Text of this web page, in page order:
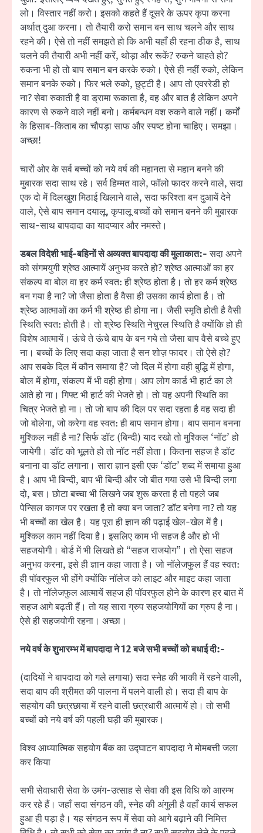
लो। विस्तार नहीं करो। इसको कहते हैं दूसरे के ऊपर कृपा करना
अर्थात् दुआ करना। तो तैयारी करो समान बन साथ चलने और साथ
रहने की। ऐसे तो नहीं समझते हो कि अभी यहाँ ही रहना ठीक है, साथ
चलने की तैयारी अभी नहीं करें, थोड़ा और रूकें? रुकने चाहते हो?
रुकना भी हो तो बाप समान बन करके रुको। ऐसे ही नहीं रुको, लेकिन
समान बनके रुको। फिर भले रुको, छुट्टी है। आप तो एवररेडी हो
ना? सेवा रुकाती है वा ड्रामा रूकाता है, वह और बात है लेकिन अपने
कारण से रुकने वाले नहीं बनो। कर्मबन्धन वश रुकने वाले नहीं। कर्मों
के हिसाब-किताब का चौपड़ा साफ और स्पष्ट होना चाहिए। समझा।
अच्छा!
चारों ओर के सर्व बच्चों को नये वर्ष की महानता से महान बनने की
मुबारक सदा साथ रहे। सर्व हिम्मत वाले, फॉलो फादर करने वाले, सदा
एक दो में दिलखुश मिठाई खिलाने वाले, सदा फरिश्ता बन दुआयें देने
वाले, ऐसे बाप समान दयालू, कृपालू बच्चों को समान बनने की मुबारक
साथ-साथ बापदादा का यादप्यार और नमस्ते।
डबल विदेशी भाई-बहिनों से अव्यक्त बापदादा की मुलाकात:-सदा अपने
को संगमयुगी श्रेष्ठ आत्मायें अनुभव करते हो? श्रेष्ठ आत्माओं का हर
संकल्प वा बोल वा हर कर्म स्वत: ही श्रेष्ठ होता है। तो हर कर्म श्रेष्ठ
बन गया है ना? जो जैसा होता है वैसा ही उसका कार्य होता है। तो
श्रेष्ठ आत्माओं का कर्म भी श्रेष्ठ ही होगा ना। जैसी स्मृति होती है वैसी
स्थिति स्वत: होती है। तो श्रेष्ठ स्थिति नेचुरल स्थिति है क्योंकि हो ही
विशेष आत्मायें। ऊंचे ते ऊंचे बाप के बन गये तो जैसा बाप वैसे बच्चे हुए
ना। बच्चों के लिए सदा कहा जाता है सन शोज़ फादर। तो ऐसे हो?
आप सबके दिल में कौन समाया है? जो दिल में होगा वही बुद्धि में होगा,
बोल में होगा, संकल्प में भी वही होगा। आप लोग कार्ड भी हार्ट का ले
आते हो ना। गिफ्ट भी हार्ट की भेजते हो। तो यह अपनी स्थिति का
चित्र भेजते हो ना। तो जो बाप की दिल पर सदा रहता है वह सदा ही
जो बोलेगा, जो करेगा वह स्वत: ही बाप समान होगा। बाप समान बनना
मुश्किल नहीं है ना? सिर्फ डॉट (बिन्दी) याद रखो तो मुश्किल ‘नॉट’ हो
जायेगी। डॉट को भूलते हो तो नॉट नहीं होता। कितना सहज है डॉट
बनाना वा डॉट लगाना। सारा ज्ञान इसी एक ‘डॉट’ शब्द में समाया हुआ
है। आप भी बिन्दी, बाप भी बिन्दी और जो बीत गया उसे भी बिन्दी लगा
दो, बस। छोटा बच्चा भी लिखने जब शुरू करता है तो पहले जब
पेन्सिल कागज पर रखता है तो क्या बन जाता? डॉट बनेगा ना? तो यह
भी बच्चों का खेल है। यह पूरा ही ज्ञान की पढ़ाई खेल-खेल में है।
मुश्किल काम नहीं दिया है। इसलिए काम भी सहज है और हो भी
सहजयोगी। बोर्ड में भी लिखते हो “सहज राजयोग”। तो ऐसा सहज
अनुभव करना, इसे ही ज्ञान कहा जाता है। जो नॉलेजफुल हैं वह स्वत:
ही पॉवरफुल भी होंगे क्योंकि नॉलेज को लाइट और माइट कहा जाता
है। तो नॉलेजफुल आत्मायें सहज ही पॉवरफुल होने के कारण हर बात में
सहज आगे बढ़ती हैं। तो यह सारा ग्रुप सहजयोगियों का ग्रुप है ना।
ऐसे ही सहजयोगी रहना। अच्छा।
नये वर्ष के शुभारम्भ में बापदादा ने 12 बजे सभी बच्चों को बधाई दी:-
(दादियों ने बापदादा को गले लगाया) सदा स्नेह की भाकी में रहने वाली,
सदा बाप की श्रीमत की पालना में पलने वाली हो। सदा ही बाप के
सहयोग की छत्रछाया में रहने वाली छत्रधारी आत्मायें हो। तो सभी
बच्चों को नये वर्ष की पहली घड़ी की मुबारक।
विश्व आध्यात्मिक सहयोग बैंक का उद्घाटन बापदादा ने मोमबत्ती जला
कर किया
सभी सेवाधारी सेवा के उमंग-उत्साह से सेवा की इस विधि को आरम्भ
कर रहे हैं। जहाँ सदा संगठन की, स्नेह की अंगुली है वहाँ कार्य सफल
हुआ ही पड़ा है। यह संगठन रूप में सेवा को आगे बढ़ाने की निमित्त